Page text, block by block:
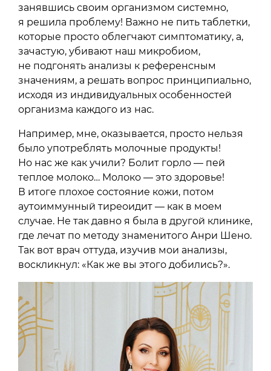
занявшись своим организмом системно,
я решила проблему! Важно не пить таблетки,
которые просто облегчают симптоматику, а,
зачастую, убивают наш микробиом,
не подгонять анализы к референсным
значениям, а решать вопрос принципиально,
исходя из индивидуальных особенностей
организма каждого из нас.
Например, мне, оказывается, просто нельзя
было употреблять молочные продукты!
Но нас же как учили? Болит горло — пей
теплое молоко… Молоко — это здоровье!
В итоге плохое состояние кожи, потом
аутоиммунный тиреоидит — как в моем
случае. Не так давно я была в другой клинике,
где лечат по методу знаменитого Анри Шено.
Так вот врач оттуда, изучив мои анализы,
воскликнул: «Как же вы этого добились?».